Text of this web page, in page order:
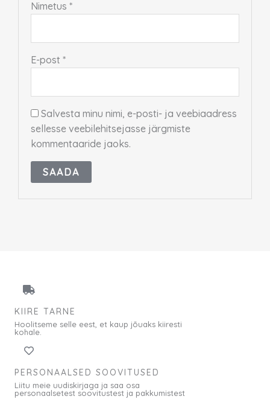
Nimetus*
E-post*
Salvesta minu nimi, e-posti- ja veebiaadress
sellesse veebilehitsejasse järgmiste
kommentaaride jaoks.
KIIRE TARNE
Hoolitseme selle eest, et kaup jõuaks kiiresti
kohale.
PERSONAALSED SOOVITUSED
Liitu meie uudiskirjaga ja saa osa
personaalsetest soovitustest ja pakkumistest